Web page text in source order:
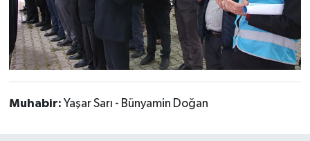
Muhabir: Yaşar Sarı - Bünyamin Doğan